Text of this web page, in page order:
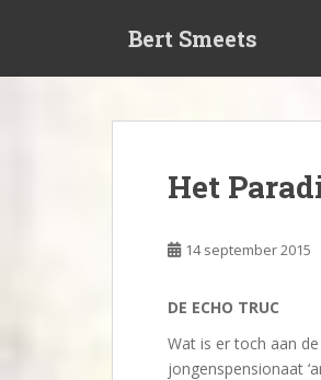
Bert Smeets
Het
14 september 2015
DE ECHO TRUC
Wat is er toch aan
jongenspensionaat